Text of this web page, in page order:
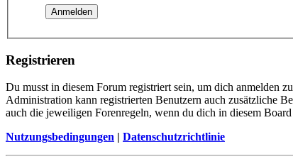
Registrieren
Du musst in diesem Forum registriert sein, um dich anmelden
Administration kann registrierten Benutzern auch zusätzliche
auch die jeweiligen Forenregeln, wenn du dich in diesem Board
Nutzungsbedingungen | Datenschutzrichtlinie